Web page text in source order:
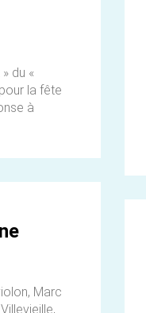
du «
la fête
à
Marc